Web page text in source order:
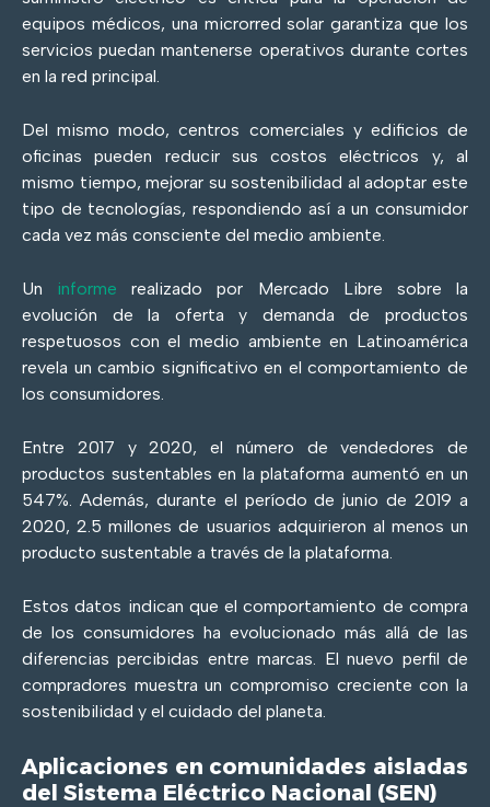
equipos médicos, una microrred solar garantiza que los
servicios puedan mantenerse operativos durante cortes
en la red principal.
Del mismo modo, centros comerciales y edificios de
oficinas pueden reducir sus costos eléctricos y, al
mismo tiempo, mejorar su sostenibilidad al adoptar este
tipo de tecnologías, respondiendo así a un consumidor
cada vez más consciente del medio ambiente.
Un informe realizado por Mercado Libre sobre la
evolución de la oferta y demanda de productos
respetuosos con el medio ambiente en Latinoamérica
revela un cambio significativo en el comportamiento de
los consumidores.
Entre 2017 y 2020, el número de vendedores de
productos sustentables en la plataforma aumentó en un
547%. Además, durante el período de junio de 2019 a
2020, 2.5 millones de usuarios adquirieron al menos un
producto sustentable a través de la plataforma.
Estos datos indican que el comportamiento de compra
de los consumidores ha evolucionado más allá de las
diferencias percibidas entre marcas. El nuevo perfil de
compradores muestra un compromiso creciente con la
sostenibilidad y el cuidado del planeta.
Aplicaciones en comunidades aisladas
del Sistema Eléctrico Nacional (SEN)